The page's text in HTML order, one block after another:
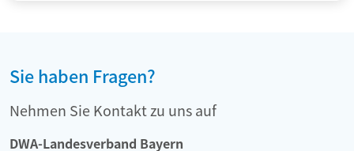
Sie haben Fragen?
Nehmen Sie Kontakt zu uns auf
DWA-Landesverband Bayern